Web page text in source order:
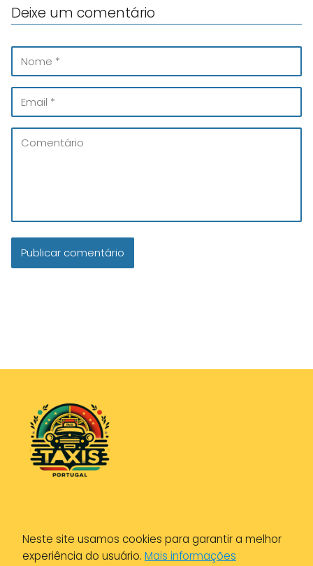
Deixe um comentário
Política de Privacidade
Política de Cookies
Neste site usamos cookies para garantir a melhor
experiência do usuário. Mais informações